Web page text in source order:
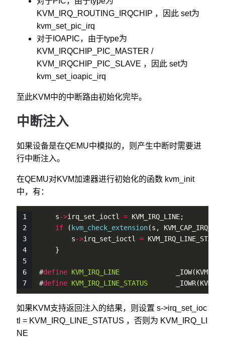
KVM_IRQ_ROUTING_IRQCHIP ，因此 set为
kvm_set_pic_irq
对于IOAPIC，由于type为
KVM_IRQCHIP_PIC_MASTER /
KVM_IRQCHIP_PIC_SLAVE ，因此 set为
kvm_set_ioapic_irq
至此KVM中的中断路由初始化完毕。
中断注入
如果设备是在QEMU中模拟的，则产生中断时需要进
行中断注入。
在QEMU对KVM加速器进行初始化的函数 kvm_init
中，有：
    s
->irq_set_ioctl = KVM_IRQ_LINE;
if ( kvm_check_extension(s,
        s
->irq_set_ioctl =
    }
#define KVM_IRQ_LINE
#define KVM_IRQ_LINE_STATUS
如果KVM支持返回注入的结果，则设置 s->irq_set_ioc
tl = KVM_IRQ_LINE_STATUS ，否则为 KVM_IRQ_LI
NE